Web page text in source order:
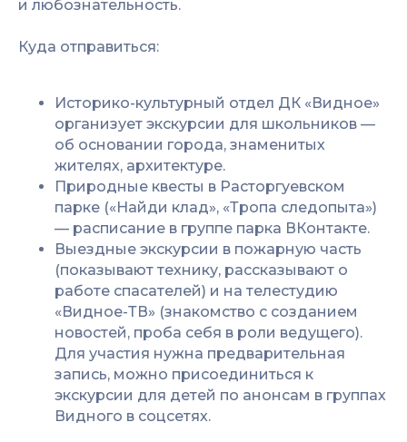
и любознательность.
Куда отправиться:
Историко-культурный отдел ДК «Видное»
организует экскурсии для школьников —
об основании города, знаменитых
жителях, архитектуре.
Природные квесты в Расторгуевском
парке («Найди клад», «Тропа следопыта»)
— расписание в группе парка ВКонтакте.
Выездные экскурсии в пожарную часть
(показывают технику, рассказывают о
работе спасателей) и на телестудию
«Видное-ТВ» (знакомство с созданием
новостей, проба себя в роли ведущего).
Для участия нужна предварительная
запись, можно присоединиться к
экскурсии для детей по анонсам в группах
Видного в соцсетях.